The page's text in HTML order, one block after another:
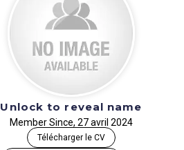
Unlock to reveal name
Member Since, 27 avril 2024
Télécharger le CV